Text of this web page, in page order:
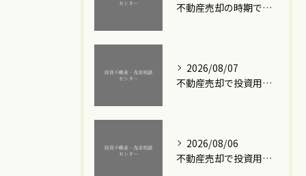
不動産売却の時期で損しないための賢い選び方と成功のコツ
2026/08/07
不動産売却で投資用ワンルームマンションの利益を最大化する実践的な手順と注意点
2026/08/06
不動産売却で投資用ワンルームマンションを高額で手放すための実践ステップと損失回避のポイント